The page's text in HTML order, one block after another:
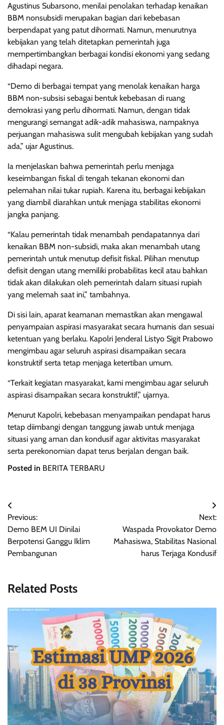
Agustinus Subarsono, menilai penolakan terhadap kenaikan
BBM nonsubsidi merupakan bagian dari kebebasan
berpendapat yang patut dihormati. Namun, menurutnya
kebijakan yang telah ditetapkan pemerintah juga
mempertimbangkan berbagai kondisi ekonomi yang sedang
dihadapi negara.
“Demo di berbagai tempat yang menolak kenaikan harga
BBM non-subsisi sebagai bentuk kebebasan di ruang
demokrasi yang perlu dihormati. Namun, dengan tidak
mengurangi semangat adik-adik mahasiswa, nampaknya
perjuangan mahasiswa sulit mengubah kebijakan yang sudah
ada,” ujar Agustinus.
Ia menjelaskan bahwa pemerintah perlu menjaga
keseimbangan fiskal di tengah tekanan ekonomi dan
pelemahan nilai tukar rupiah. Karena itu, berbagai kebijakan
yang diambil diarahkan untuk menjaga stabilitas ekonomi
jangka panjang.
“Kalau pemerintah tidak menambah pendapatannya dari
kenaikan BBM non-subsidi, maka akan menambah utang
pemerintah untuk menutup defisit fiskal. Pilihan menutup
defisit dengan utang memiliki probabilitas kecil atau bahkan
tidak akan dilakukan oleh pemerintah dalam situasi rupiah
yang melemah saat ini,” tambahnya.
Di sisi lain, aparat keamanan memastikan akan mengawal
penyampaian aspirasi masyarakat secara humanis dan sesuai
ketentuan yang berlaku. Kapolri Jenderal Listyo Sigit Prabowo
mengimbau agar seluruh aspirasi disampaikan secara
konstruktif serta tetap menjaga ketertiban umum.
“Terkait kegiatan masyarakat, kami mengimbau agar seluruh
aspirasi disampaikan secara konstruktif,” ujarnya.
Menurut Kapolri, kebebasan menyampaikan pendapat harus
tetap diimbangi dengan tanggung jawab untuk menjaga
situasi yang aman dan kondusif agar aktivitas masyarakat
serta perekonomian dapat terus berjalan dengan baik.
Posted in BERITA TERBARU
Post
navigation
Previous:
Demo BEM UI Dinilai
Berpotensi Ganggu Iklim
Pembangunan
Next:
Waspada Provokator Demo
Mahasiswa, Stabilitas Nasional
harus Terjaga Kondusif
Related Posts